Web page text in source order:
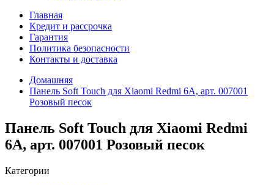
Главная
Кредит и рассрочка
Гарантия
Политика безопасности
Контакты и доставка
Домашняя
Панель Soft Touch для Xiaomi Redmi 6A, арт. 007001
Розовый песок
Панель Soft Touch для Xiaomi Redmi
6A, арт. 007001 Розовый песок
Категории